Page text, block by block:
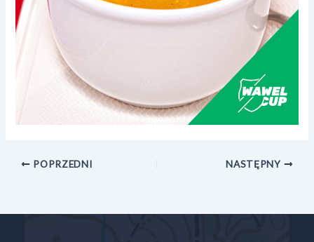
POPRZEDNI NASTĘPNY